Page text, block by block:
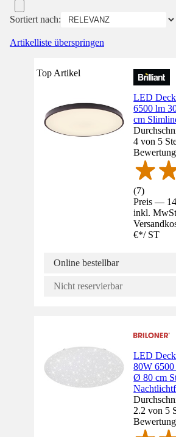
Sortiert nach:
Artikelliste überspringen
Top Artikel
LED
6500 lm
cm
4 von 5
(7)
Preis —
inkl.
€*/ ST
Online bestellbar
Nicht reservierbar
LED
80W
Ø 80 cm
2.2 von 5